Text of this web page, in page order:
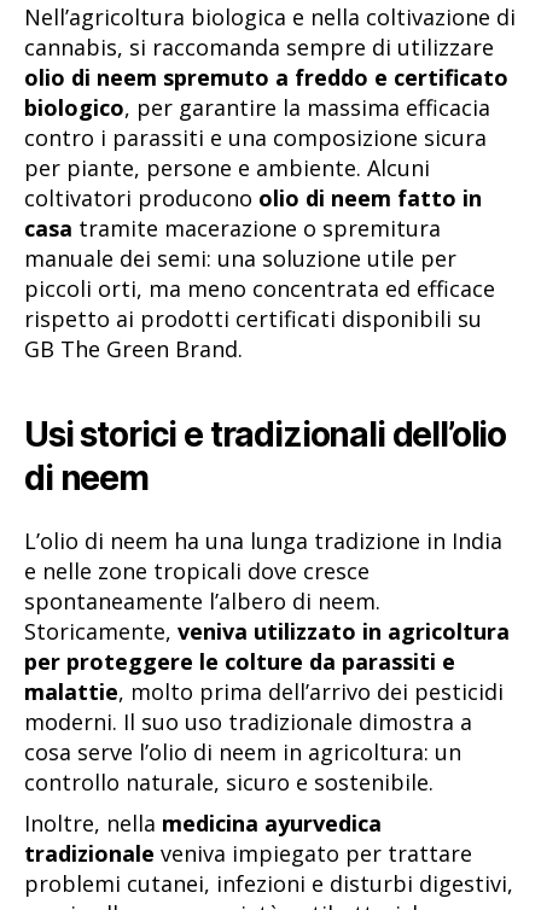
Nell’agricoltura biologica e nella coltivazione di
cannabis, si raccomanda sempre di utilizzare
olio di neem spremuto a freddo e certificato
biologico, per garantire la massima efficacia
contro i parassiti e una composizione sicura
per piante, persone e ambiente. Alcuni
coltivatori producono olio di neem fatto in
casa tramite macerazione o spremitura
manuale dei semi: una soluzione utile per
piccoli orti, ma meno concentrata ed efficace
rispetto ai prodotti certificati disponibili su
GB The Green Brand.
Usi storici e tradizionali dell’olio
di neem
L’olio di neem ha una lunga tradizione in India
e nelle zone tropicali dove cresce
spontaneamente l’albero di neem.
Storicamente, veniva utilizzato in agricoltura
per proteggere le colture da parassiti e
malattie, molto prima dell’arrivo dei pesticidi
moderni. Il suo uso tradizionale dimostra a
cosa serve l’olio di neem in agricoltura: un
controllo naturale, sicuro e sostenibile.
Inoltre, nella medicina ayurvedica
tradizionale veniva impiegato per trattare
problemi cutanei, infezioni e disturbi digestivi,